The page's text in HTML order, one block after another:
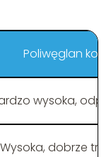
Poliwęglan
wysoka,
Wysoka, dobrze